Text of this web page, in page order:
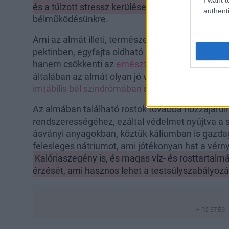
és a túlzott stressz kerülése is
, amely szintén
bélműködésünkre.
Ami az almát illeti, természetes úton képes
pektinben, egyfajta oldható rostban, amely
hanem csökkenti az emésztőrendszer
általában az almát olyan jó választássá a
irritábilis bél szindrómában szenvedők számára.
Az almában található rostok továbbá
rendszerességéhez, ezáltal védelmet nyújtva a
ásványi anyagokban, köztük káliumban is
felesleges nátriumot, ami jótékonyan hat a
Kalóriaszegény is, és magas víz- és
érzését, ami hasznos lehet a